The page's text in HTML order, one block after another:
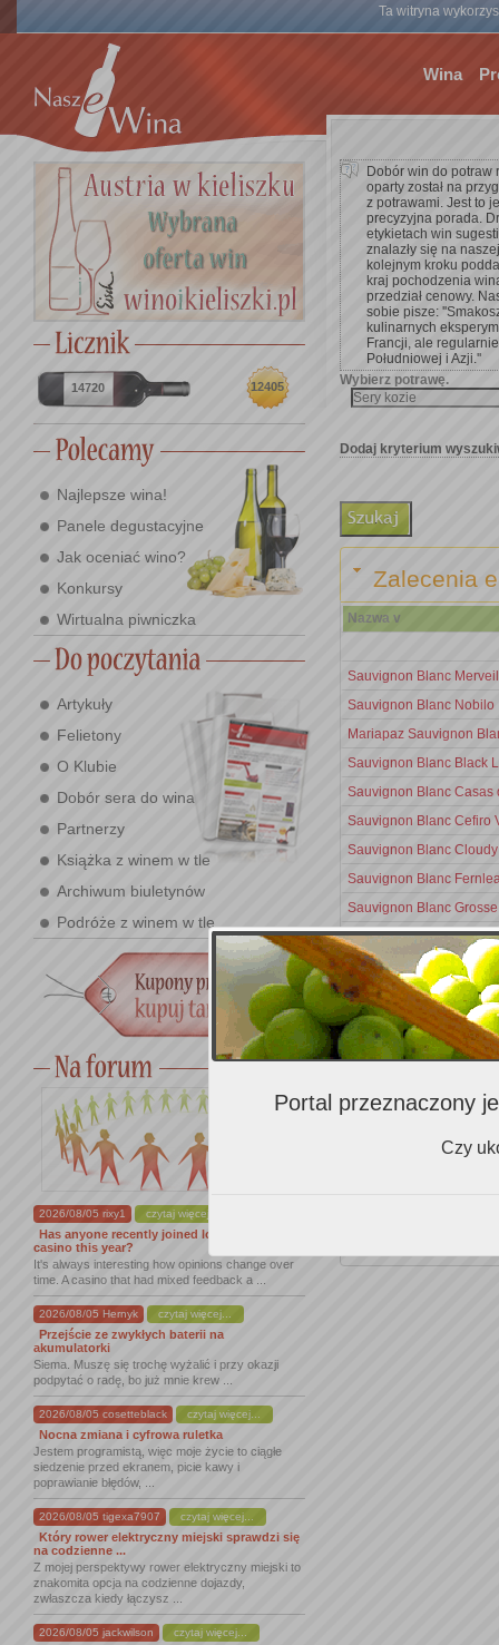
Ta witryna
Wina
14720 12405
Najlepsze wina!
Panele degustacyjne
Jak oceniać wino?
Konkursy
Wirtualna piwniczka
Artykuły
Felietony
O Klubie
Dobór sera do wina
Partnerzy
Książka z winem w tle
Archiwum biuletynów
Podróże z winem w tle
2026/08/05 rixy1 czytaj więcej...
Has anyone recently joined lordofspins
casino this year?
It's always interesting how opinions change over
time. A casino that had mixed feedback a ...
2026/08/05 Hernyk czytaj więcej...
Przejście ze zwykłych baterii na
akumulatorki
Siema. Muszę się trochę wyżalić i przy okazji
podpytać o radę, bo już mnie krew ...
2026/08/05 cosetteblack czytaj więcej...
Nocna zmiana i cyfrowa ruletka
Jestem programistą, więc moje życie to ciągłe
siedzenie przed ekranem, picie kawy i
poprawianie błędów, ...
2026/08/05 tigexa7907 czytaj więcej...
Który rower elektryczny miejski sprawdzi się
na codzienne ...
Z mojej perspektywy rower elektryczny miejski to
znakomita opcja na codzienne dojazdy,
zwłaszcza kiedy łączysz ...
2026/08/05 jackwilson czytaj więcej...
Dobór win do potraw
oparty został na
z potrawami. Jest to
precyzyjna porada.
etykietach win
znalazły się na
kolejnym kroku
kraj pochodzenia
przedział cenowy.
sobie pisze:
kulinarnych
Francji, ale
Południowej i Azji.''
Wybierz potrawę.
Dodaj kryterium
Zalecenia
Nazwa v
Sauvignon Blanc
Sauvignon Blanc Nobilo
Mariapaz Sauvignon
Sauvignon Blanc Black
Sauvignon Blanc Casas
Sauvignon Blanc Cefiro
Sauvignon Blanc
Sauvignon Blanc
Sauvignon Blanc
Sauvignon Blanc Late
Portal przeznaczony
Czy